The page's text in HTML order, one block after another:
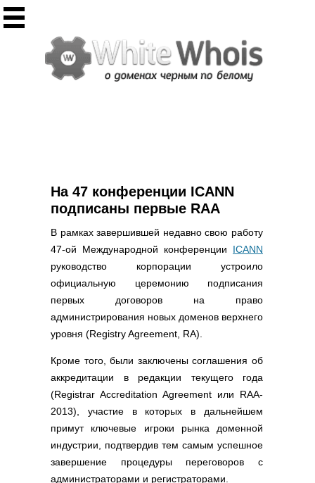
Инструменты
Массовый Whois
Регистрация домена
CHMOD калькулятор
Полезное
Новости о доменах
Статьи о доменах
FAQ по доменам
Полезные ссылки
Словари и списки
Программы
Скрипты
На 47 конференции ICANN
подписаны первые RAA
В рамках завершившей недавно свою работу
47-ой Международной конференции ICANN
руководство корпорации устроило
официальную церемонию подписания
первых договоров на право
администрирования новых доменов верхнего
уровня (Registry Agreement, RA).
Кроме того, были заключены соглашения об
аккредитации в редакции текущего года
(Registrar Accreditation Agreement или RAA-
2013), участие в которых в дальнейшем
примут ключевые игроки рынка доменной
индустрии, подтвердив тем самым успешное
завершение процедуры переговоров с
администраторами и регистраторами.